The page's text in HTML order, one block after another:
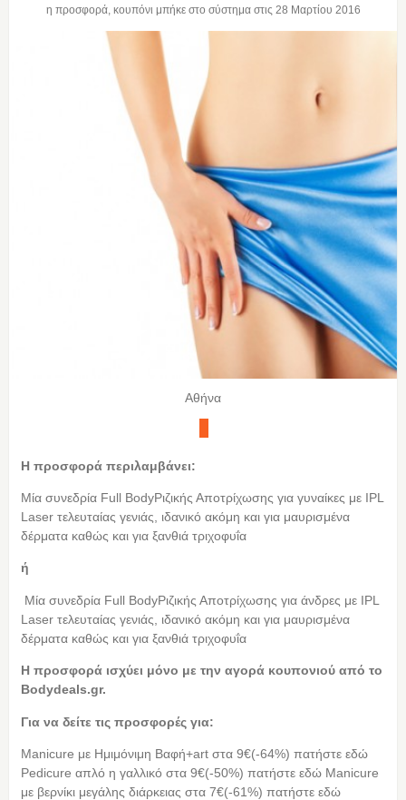
η προσφορά, κουπόνι μπήκε στο σύστημα στις 28 Μαρτίου 2016
Αθήνα
Η προσφορά περιλαμβάνει:
Μία συνεδρία Full ΒodyΡιζικής Αποτρίχωσης για γυναίκες με IPL
Laser τελευταίας γενιάς, ιδανικό ακόμη και για μαυρισμένα
δέρματα καθώς και για ξανθιά τριχοφυΐα
ή
Μία συνεδρία Full ΒodyΡιζικής Αποτρίχωσης για άνδρες με IPL
Laser τελευταίας γενιάς, ιδανικό ακόμη και για μαυρισμένα
δέρματα καθώς και για ξανθιά τριχοφυΐα
Η προσφορά ισχύει μόνο με την αγορά κουπονιού από τo
Bodydeals.gr.
Για να δείτε τις προσφορές για:
Manicure με Ημιμόνιμη Βαφή+art στα 9€(-64%) πατήστε εδώ
Pedicure απλό η γαλλικό στα 9€(-50%) πατήστε εδώ Μanicure
με βερνίκι μεγάλης διάρκειας στα 7€(-61%) πατήστε εδώ